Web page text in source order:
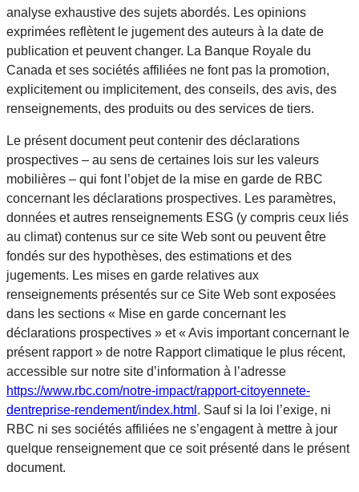
analyse exhaustive des sujets abordés. Les opinions
exprimées reflètent le jugement des auteurs à la date de
publication et peuvent changer. La Banque Royale du
Canada et ses sociétés affiliées ne font pas la promotion,
explicitement ou implicitement, des conseils, des avis, des
renseignements, des produits ou des services de tiers.
Le présent document peut contenir des déclarations
prospectives – au sens de certaines lois sur les valeurs
mobilières – qui font l’objet de la mise en garde de RBC
concernant les déclarations prospectives. Les paramètres,
données et autres renseignements ESG (y compris ceux liés
au climat) contenus sur ce site Web sont ou peuvent être
fondés sur des hypothèses, des estimations et des
jugements. Les mises en garde relatives aux
renseignements présentés sur ce Site Web sont exposées
dans les sections « Mise en garde concernant les
déclarations prospectives » et « Avis important concernant le
présent rapport » de notre Rapport climatique le plus récent,
accessible sur notre site d’information à l’adresse
https://www.rbc.com/notre-impact/rapport-citoyennete-
dentreprise-rendement/index.html . Sauf si la loi l’exige, ni
RBC ni ses sociétés affiliées ne s’engagent à mettre à jour
quelque renseignement que ce soit présenté dans le présent
document.